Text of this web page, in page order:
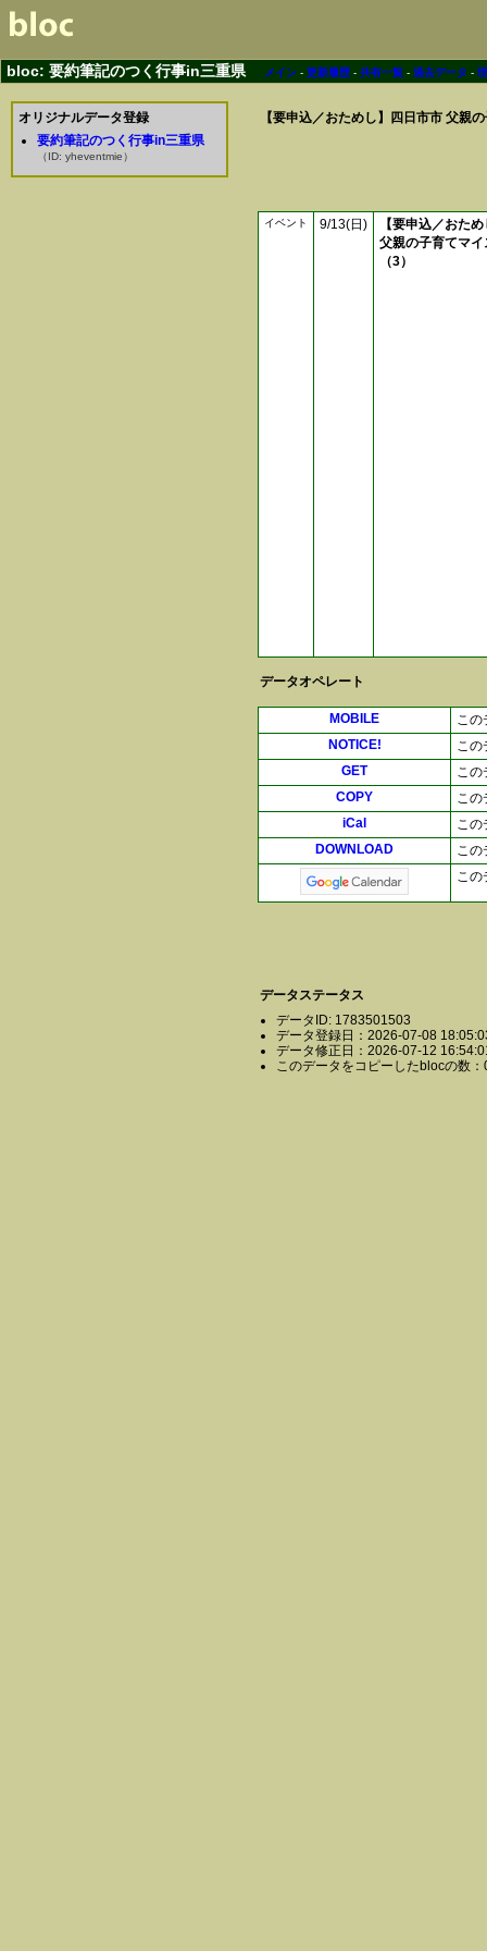
bloc: 要約筆記のつく行事in三重県 メイン -更新履歴 -共有一覧 -過去データ -
オリジナルデータ登録
要約筆記のつく行事in三重県
（ID: yheventmie）
【要申込／おためし】四日市市 父親
イベント 9/13(日)
【要申込／おた
父親の子育てマ
（3）
データオペレート
MOBILE
この
NOTICE!
この
GET
この
COPY
この
iCal
この
DOWNLOAD
この
この
データステータス
データID: 1783501503
データ登録日：2026-07-08
データ修正日：2026-07-12
このデータをコピーしたblocの数：